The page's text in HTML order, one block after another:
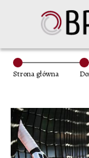
Strona główna